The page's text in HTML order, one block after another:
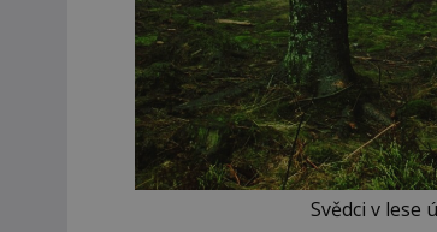
Svědci v lese